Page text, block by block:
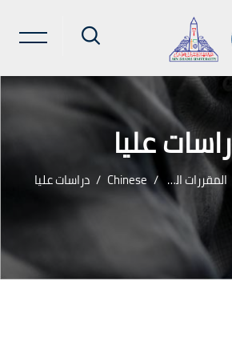
عليا
المقررات الدراسية Chinese دراسات عليا